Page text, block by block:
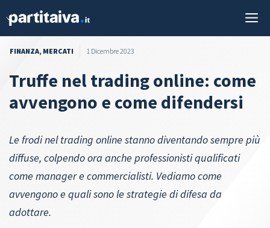
FINANZA, MERCATI 1 Dicembre 2023
Truffe nel trading online: come
avvengono e come difendersi
Le frodi nel trading online stanno diventando sempre più
diffuse, colpendo ora anche professionisti qualificati
come manager e commercialisti. Vediamo come
avvengono e quali sono le strategie di difesa da
adottare.